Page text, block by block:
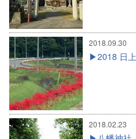
2018.09.30
2018 日
2018.02.23